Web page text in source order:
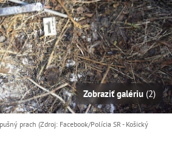
Zobraziť galériu (2)
prach (Zdroj: Facebook/Polícia SR - Košický